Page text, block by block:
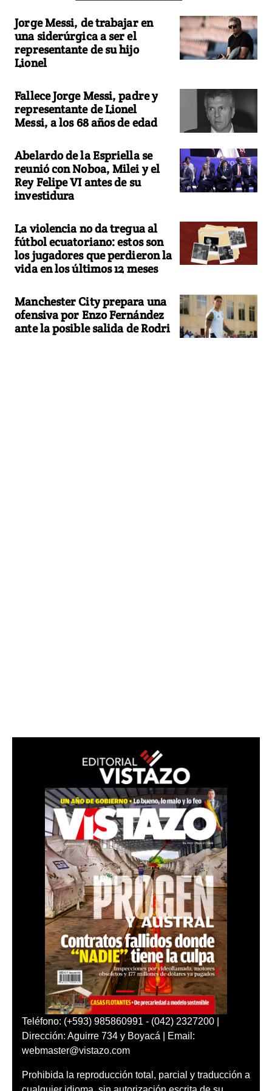
Jorge Messi, de trabajar en
una siderúrgica a ser el
representante de su hijo
Lionel
Fallece Jorge Messi, padre y
representante de Lionel
Messi, a los 68 años de edad
Abelardo de la Espriella se
reunió con Noboa, Milei y el
Rey Felipe VI antes de su
investidura
La violencia no da tregua al
fútbol ecuatoriano: estos son
los jugadores que perdieron la
vida en los últimos 12 meses
Manchester City prepara una
ofensiva por Enzo Fernández
ante la posible salida de Rodri
Teléfono: (+593) 985860991 - (042) 2327200 |
Dirección: Aguirre 734 y Boyacá | Email:
webmaster@vistazo.com
Prohibida la reproducción total, parcial y traducción a